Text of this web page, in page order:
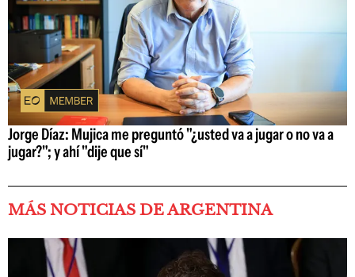
Jorge Díaz: Mujica me preguntó "¿usted va a jugar o no va a
jugar?"; y ahí "dije que sí"
MÁS NOTICIAS DE ARGENTINA